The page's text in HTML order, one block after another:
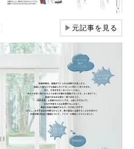
▶元記事を見る